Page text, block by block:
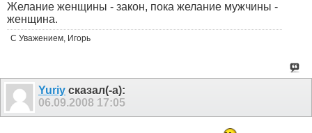
Желание женщины - закон, пока желание мужчины -
женщина.
С Уважением, Игорь
Yuriy сказал(-а):
06.09.2008 17:05